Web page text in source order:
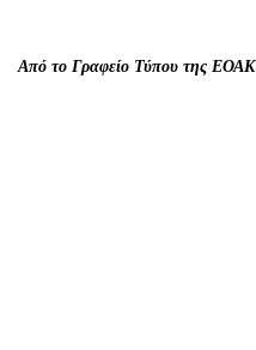
Από το Γραφείο Τύπου της ΕΟΑΚ